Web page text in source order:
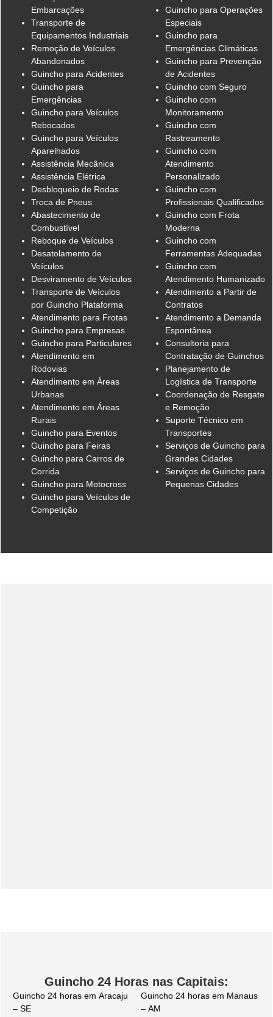
Embarcações
Transporte de
Equipamentos Industriais
Remoção de Veículos
Abandonados
Guincho para Acidentes
Guincho para
Emergências
Guincho para Veículos
Rebocados
Guincho para Veículos
Aparelhados
Assistência Mecânica
Assistência Elétrica
Desbloqueio de Rodas
Troca de Pneus
Abastecimento de
Combustível
Reboque de Veículos
Desatolamento de
Veículos
Desviramento de Veículos
Transporte de Veículos
por Guincho Plataforma
Atendimento para Frotas
Guincho para Empresas
Guincho para Particulares
Atendimento em
Rodovias
Atendimento em Áreas
Urbanas
Atendimento em Áreas
Rurais
Guincho para Eventos
Guincho para Feiras
Guincho para Carros de
Corrida
Guincho para Motocross
Guincho para Veículos de
Competição
Guincho para Operações
Especiais
Guincho para
Emergências Climáticas
Guincho para Prevenção
de Acidentes
Guincho com Seguro
Guincho com
Monitoramento
Guincho com
Rastreamento
Guincho com
Atendimento
Personalizado
Guincho com
Profissionais Qualificados
Guincho com Frota
Moderna
Guincho com
Ferramentas Adequadas
Guincho com
Atendimento Humanizado
Atendimento a Partir de
Contratos
Atendimento a Demanda
Espontânea
Consultoria para
Contratação de Guinchos
Planejamento de
Logística de Transporte
Coordenação de Resgate
e Remoção
Suporte Técnico em
Transportes
Serviços de Guincho para
Grandes Cidades
Serviços de Guincho para
Pequenas Cidades
Guincho 24 Horas nas Capitais:
Guincho 24 horas em Aracaju
– SE
Guincho 24 horas em Manaus
– AM